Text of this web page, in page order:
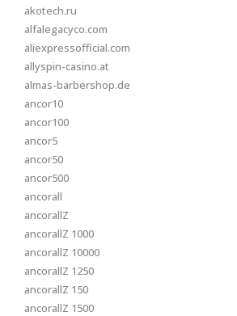
akotech.ru
alfalegacyco.com
aliexpressofficial.com
allyspin-casino.at
almas-barbershop.de
ancor10
ancor100
ancor5
ancor50
ancor500
ancorall
ancorallZ
ancorallZ 1000
ancorallZ 10000
ancorallZ 1250
ancorallZ 150
ancorallZ 1500